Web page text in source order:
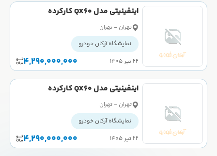
اینفینیتی مدل QX60 کارکرده
تهران - تهران
نمایشگاه آرکان خودرو
۲۲ تیر ۱۴۰۵
4,290,000,000
اینفینیتی مدل QX60 کارکرده
تهران - تهران
نمایشگاه آرکان خودرو
۲۲ تیر ۱۴۰۵
4,290,000,000